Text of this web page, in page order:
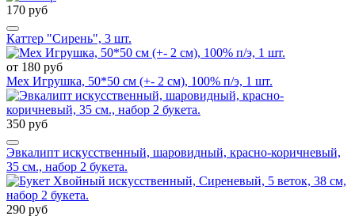
170 руб
Каттер "Сирень", 3 шт.
от 180 руб
Мех Игрушка, 50*50 см (+- 2 см), 100% п/э, 1 шт.
350 руб
Эвкалипт искусственный, шаровидный, красно-коричневый,
35 см., набор 2 букета.
290 руб